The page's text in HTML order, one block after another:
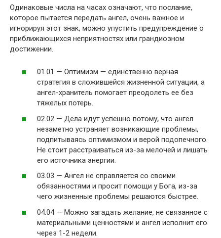
Одинаковые числа на часах означают, что послание,
которое пытается передать ангел, очень важное и
игнорируя этот знак, можно упустить предупреждение о
приближающихся неприятностях или грандиозном
достижении.
01.01 — Оптимизм — единственно верная
стратегия в сложившейся жизненной ситуации, а
ангел-хранитель помогает преодолеть ее без
тяжелых потерь.
02.02 — Дела идут успешно потому, что ангел
незаметно устраняет возникающие проблемы,
подпитываясь оптимизмом и верой подопечного.
Не стоит расстраиваться из-за мелочей и лишать
его источника энергии.
03.03 — Ангел не справляется со своими
обязанностями и просит помощи у Бога, из-за
чего жизненные проблемы решаются быстрее.
04.04 — Можно загадать желание, не связанное с
материальными ценностями и ангел исполнит его
через 1-2 недели.